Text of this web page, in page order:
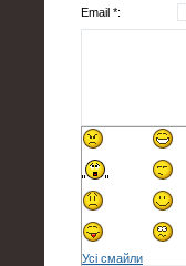
Email *:
Усі смайли